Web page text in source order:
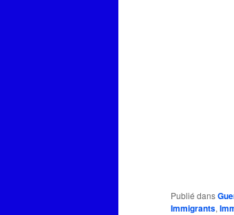
Publié dans
Immigrants,